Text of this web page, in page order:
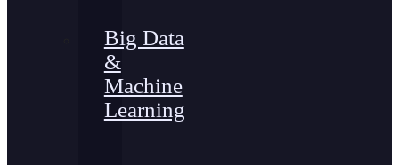
Big Data
&
Machine
Learning